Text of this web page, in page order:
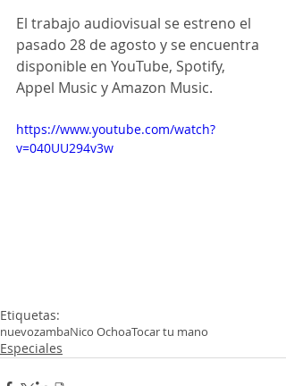
El trabajo audiovisual se estreno el
pasado 28 de agosto y se encuentra
disponible en YouTube, Spotify,
Appel Music y Amazon Music.
https://www.youtube.com/watch?
v=040UU294v3w
Etiquetas:
nuevozambaNico OchoaTocar tu mano
Especiales